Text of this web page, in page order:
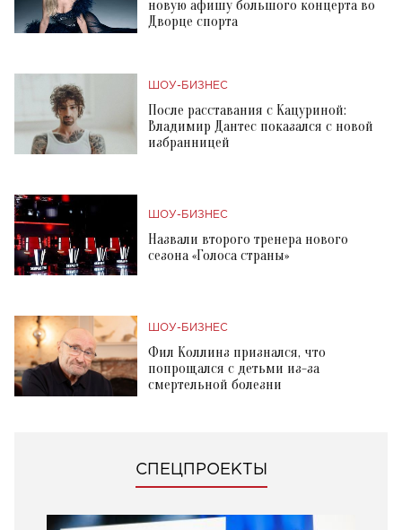
новую афишу большого концерта во
Дворце спорта
ШОУ-БИЗНЕС
После расставания с Кацуриной:
Владимир Дантес показался с новой
избранницей
ШОУ-БИЗНЕС
Назвали второго тренера нового
сезона «Голоса страны»
ШОУ-БИЗНЕС
Фил Коллинз признался, что
попрощался с детьми из-за
смертельной болезни
СПЕЦПРОЕКТЫ